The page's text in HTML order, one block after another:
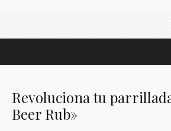
Revoluciona tu
Beer Rub»